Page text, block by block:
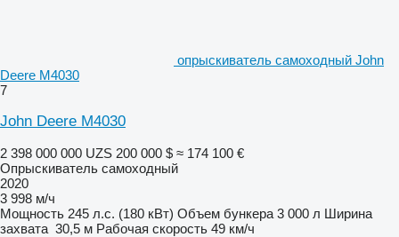
опрыскиватель самоходный John
Deere M4030
7
John Deere M4030
2 398 000 000 UZS 200 000 $ ≈ 174 100 €
Опрыскиватель самоходный
2020
3 998 м/ч
Мощность 245 л.с. (180 кВт) Объем бункера 3 000 л Ширина
захвата 30,5 м Рабочая скорость 49 км/ч